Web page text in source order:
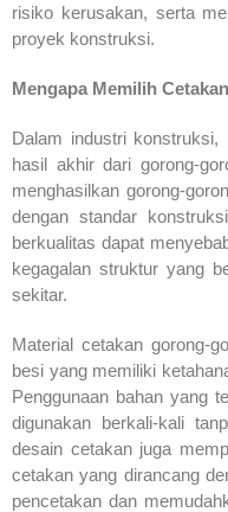
risiko kerusakan, serta
proyek konstruksi.
Mengapa Memilih
Dalam industri konstruksi,
hasil akhir dari gorong-
menghasilkan gorong-
dengan standar
berkualitas dapat
kegagalan struktur yang
sekitar.
Material cetakan gorong-
besi yang memiliki
Penggunaan bahan yang
digunakan berkali-kali
desain cetakan juga
cetakan yang dirancang
pencetakan dan